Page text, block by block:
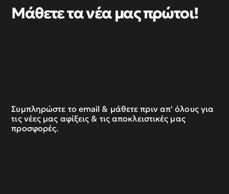
Μάθετε τα νέα μας πρώτοι!
Συμπληρώστε το email & μάθετε πριν απ' όλους για
τις νέες μας αφίξεις & τις αποκλειστικές μας
προσφορές.